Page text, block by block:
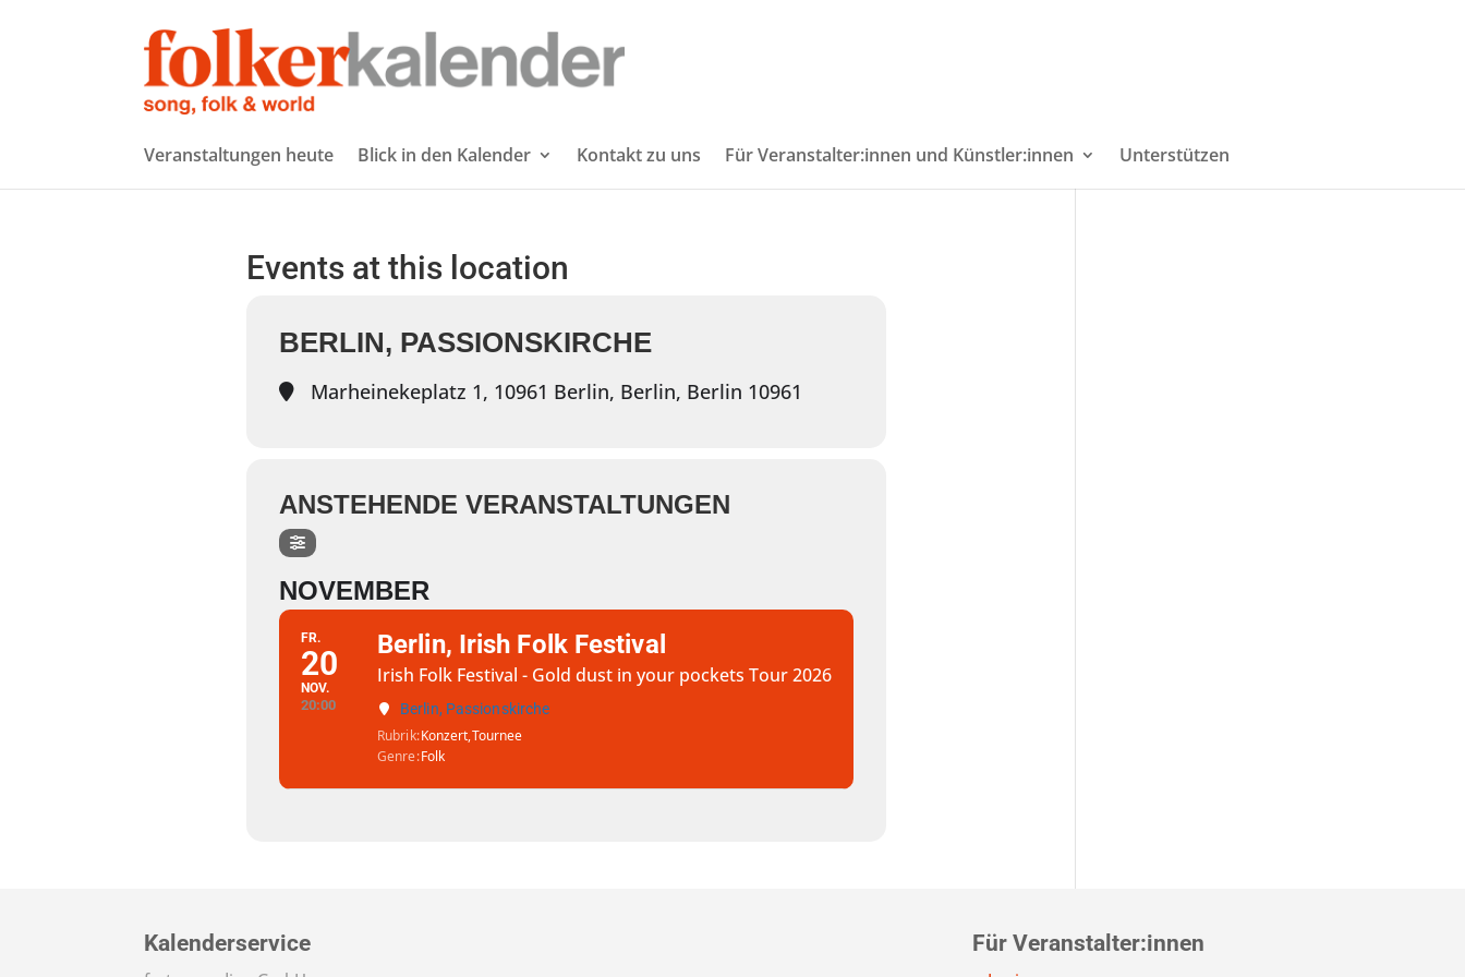
Veranstaltungen heute Blick in den Kalender Kontakt zu uns Für Veranstalter:innen und Künstler:innen Unterstützen
Events at this location
BERLIN, PASSIONSKIRCHE
Marheinekeplatz 1, 10961 Berlin, Berlin, Berlin 10961
ANSTEHENDE VERANSTALTUNGEN
NOVEMBER
FR.
20
NOV.
20:00
Berlin, Irish Folk Festival
Irish Folk Festival - Gold dust in your pockets Tour 2026
Berlin, Passionskirche
Rubrik Konzert,Tournee
Genre Folk
Kalenderservice Für Veranstalter:innen